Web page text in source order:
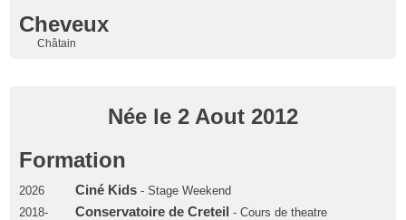
Cheveux
Châtain
Née le 2 Aout 2012
Formation
2026 Ciné Kids- Stage Weekend
2018-
Conservatoire de Creteil - Cours de theatre